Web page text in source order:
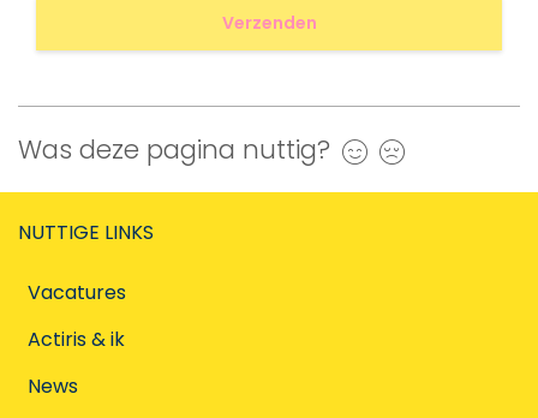
Was deze pagina nuttig? Ja
NUTTIGE LINKS
Vacatures
Actiris & ik
News